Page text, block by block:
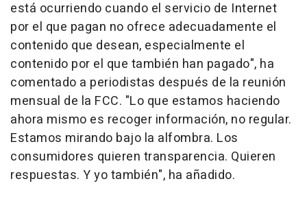
está ocurriendo cuando el servicio de Internet
por el que pagan no ofrece adecuadamente el
contenido que desean, especialmente el
contenido por el que también han pagado", ha
comentado a periodistas después de la reunión
mensual de la FCC. "Lo que estamos haciendo
ahora mismo es recoger información, no regular.
Estamos mirando bajo la alfombra. Los
consumidores quieren transparencia. Quieren
respuestas. Y yo también", ha añadido.